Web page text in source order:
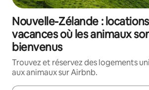
Nouvelle-Zélande :
vacances où les animaux
bienvenus
Trouvez et réservez des logements
aux animaux sur Airbnb.